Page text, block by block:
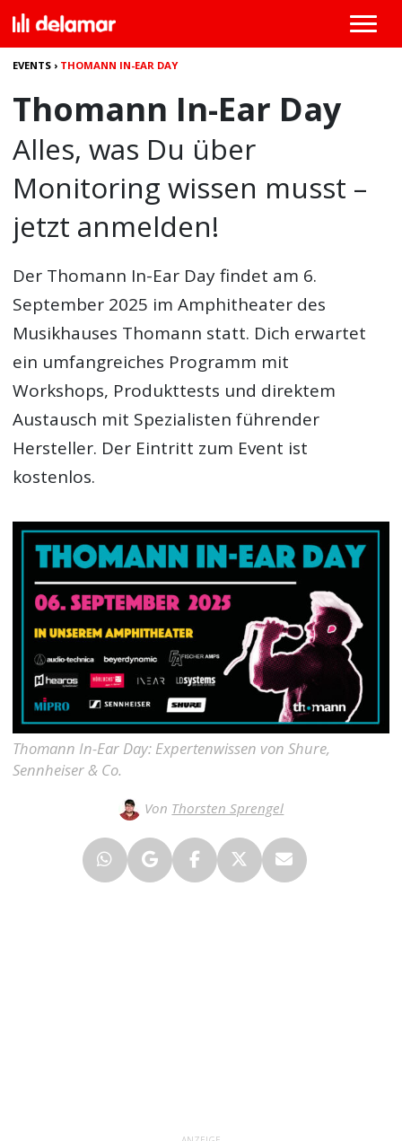
EVENTS › THOMANN IN-EAR DAY
Thomann In-Ear Day
Alles, was Du über
Monitoring wissen musst –
jetzt anmelden!
Der Thomann In-Ear Dayfindet am 6.
September 2025 im Amphitheater des
Musikhauses Thomann statt. Dich erwartet
ein umfangreiches Programm mit
Workshops, Produkttests und direktem
Austausch mit Spezialisten führender
Hersteller. Der Eintritt zum Event ist
kostenlos.
Thomann In-Ear Day: Expertenwissen von Shure,
Sennheiser & Co.
Von Thorsten Sprengel